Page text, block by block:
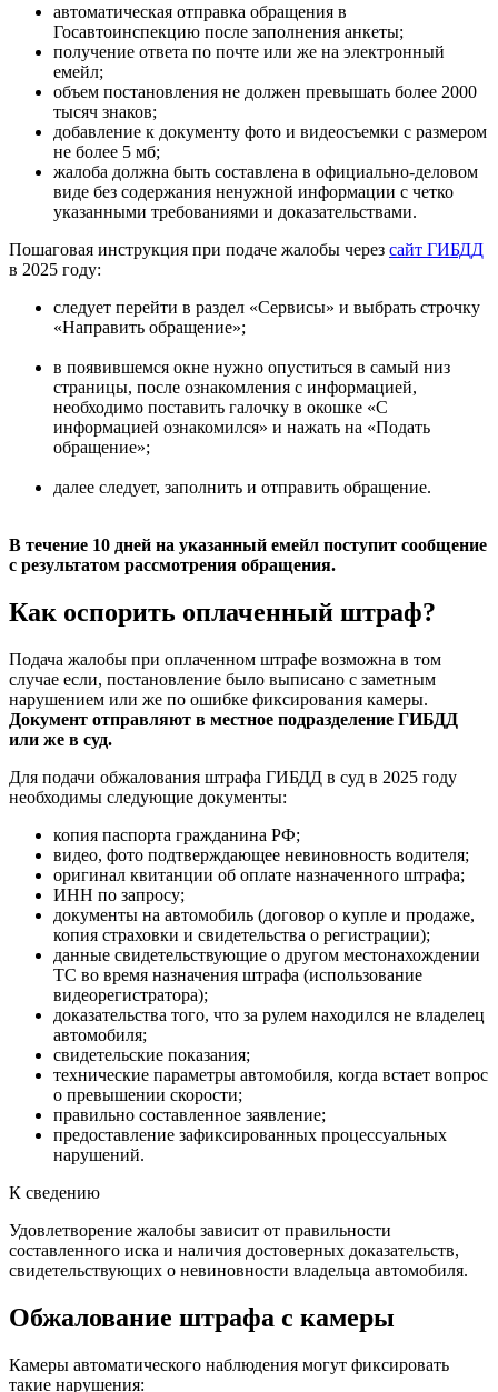
автоматическая отправка обращения в
Госавтоинспекцию после заполнения анкеты;
получение ответа по почте или же на электронный
емейл;
объем постановления не должен превышать более 2000
тысяч знаков;
добавление к документу фото и видеосъемки с размером
не более 5 мб;
жалоба должна быть составлена в официально-деловом
виде без содержания ненужной информации с четко
указанными требованиями и доказательствами.
Пошаговая инструкция при подаче жалобы через сайт ГИБДД
в 2025 году:
следует перейти в раздел «Сервисы» и выбрать строчку
«Направить обращение»;
в появившемся окне нужно опуститься в самый низ
страницы, после ознакомления с информацией,
необходимо поставить галочку в окошке «С
информацией ознакомился» и нажать на «Подать
обращение»;
далее следует, заполнить и отправить обращение.
В течение 10 дней на указанный емейл поступит сообщение
с результатом рассмотрения обращения.
Как оспорить оплаченный штраф?
Подача жалобы при оплаченном штрафе возможна в том
случае если, постановление было выписано с заметным
нарушением или же по ошибке фиксирования камеры.
Документ отправляют в местное подразделение ГИБДД
или же в суд.
Для подачи обжалования штрафа ГИБДД в суд в 2025 году
необходимы следующие документы:
копия паспорта гражданина РФ;
видео, фото подтверждающее невиновность водителя;
оригинал квитанции об оплате назначенного штрафа;
ИНН по запросу;
документы на автомобиль (договор о купле и продаже,
копия страховки и свидетельства о регистрации);
данные свидетельствующие о другом местонахождении
ТС во время назначения штрафа (использование
видеорегистратора);
доказательства того, что за рулем находился не владелец
автомобиля;
свидетельские показания;
технические параметры автомобиля, когда встает вопрос
о превышении скорости;
правильно составленное заявление;
предоставление зафиксированных процессуальных
нарушений.
К сведению
Удовлетворение жалобы зависит от правильности
составленного иска и наличия достоверных доказательств,
свидетельствующих о невиновности владельца автомобиля.
Обжалование штрафа с камеры
Камеры автоматического наблюдения могут фиксировать
такие нарушения: